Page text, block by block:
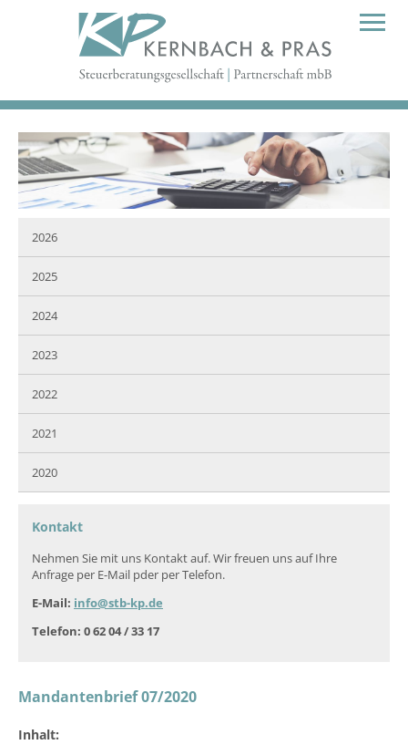
2026
2025
2024
2023
2022
2021
2020
Kontakt
Nehmen Sie mit uns Kontakt auf. Wir freuen uns auf Ihre
Anfrage per E-Mail pder per Telefon.
E-Mail: info@stb-kp.de
Telefon: 0 62 04 / 33 17
Mandantenbrief 07/2020
Inhalt: